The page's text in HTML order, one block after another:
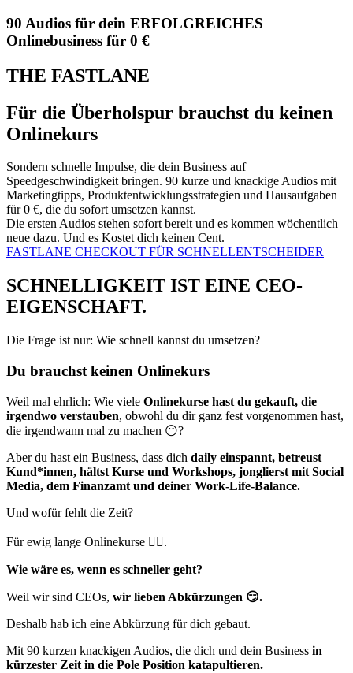
90 Audios für dein ERFOLGREICHES
Onlinebusiness für 0 €
THE FASTLANE
Für die Überholspur brauchst du keinen
Onlinekurs
Sondern schnelle Impulse, die dein Business auf
Speedgeschwindigkeit bringen. 90 kurze und knackige Audios mit
Marketingtipps, Produktentwicklungsstrategien und Hausaufgaben
für 0 €, die du sofort umsetzen kannst.
Die ersten Audios stehen sofort bereit und es kommen wöchentlich
neue dazu. Und es Kostet dich keinen Cent.
FASTLANE CHECKOUT FÜR SCHNELLENTSCHEIDER
SCHNELLIGKEIT IST EINE CEO-
EIGENSCHAFT.
Die Frage ist nur: Wie schnell kannst du umsetzen?
Du brauchst keinen Onlinekurs
Weil mal ehrlich: Wie viele Onlinekurse hast du gekauft, die
irgendwo verstauben, obwohl du dir ganz fest vorgenommen hast,
die irgendwann mal zu machen 😶?
Aber du hast ein Business, dass dich daily einspannt, betreust
Kund*innen, hältst Kurse und Workshops, jonglierst mit Social
Media, dem Finanzamt und deiner Work-Life-Balance.
Und wofür fehlt die Zeit?
Für ewig lange Onlinekurse 😶‍🌫️.
Wie wäre es, wenn es schneller geht?
Weil wir sind CEOs, wir lieben Abkürzungen 😏.
Deshalb hab ich eine Abkürzung für dich gebaut.
Mit 90 kurzen knackigen Audios, die dich und dein Business in
kürzester Zeit in die Pole Position katapultieren.